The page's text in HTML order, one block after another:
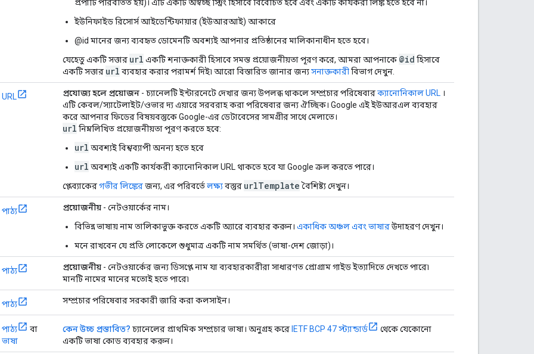
প্রপার্টি পরিবর্তিত হয়)। এটি একটি অস্বচ্ছ স্ট্রিং হিসাবে বিবেচিত হবে এবং একটি কার্যকরী লিঙ্ক হতে হবে না।
ইউনিফাইড রিসোর্স আইডেন্টিফায়ার (ইউআরআই) আকারে
@id মানের জন্য ব্যবহৃত ডোমেনটি অবশ্যই আপনার প্রতিষ্ঠানের মালিকানাধীন হতে হবে।
যেহেতু একটি সত্তার url একটি শনাক্তকারী হিসাবে সমস্ত প্রয়োজনীয়তা পূরণ করে, আমরা আপনাকে @id হিসাবে
একটি সত্তার url ব্যবহার করার পরামর্শ দিই৷ আরো বিস্তারিত জানার জন্যসনাক্তকারীবিভাগ দেখুন.
URL প্রযোজ্য হলে প্রয়োজন - চ্যানেলটি ইন্টারনেটে দেখার জন্য উপলব্ধ থাকলে সম্প্রচার পরিষেবারক্যানোনিকাল URL ।
এটি কেবল/স্যাটেলাইট/ওভার দ্য এয়ারে সরবরাহ করা পরিষেবার জন্য ঐচ্ছিক। Google এই ইউআরএল ব্যবহার
করে আপনার ফিডের বিষয়বস্তুকে Google-এর ডেটাবেসের সামগ্রীর সাথে মেলাতে।
url নিম্নলিখিত প্রয়োজনীয়তা পূরণ করতে হবে:
url অবশ্যই বিশ্বব্যাপী অনন্য হতে হবে
url অবশ্যই একটি কার্যকরী ক্যানোনিকাল URL থাকতে হবে যা Google ক্রল করতে পারে।
প্লেব্যাকেরগভীর লিঙ্কেরজন্য, এর পরিবর্তেলক্ষ্যবস্তুর urlTemplate বৈশিষ্ট্য দেখুন।
পাঠ্য প্রয়োজনীয় - নেটওয়ার্কের নাম।
বিভিন্ন ভাষায় নাম তালিকাভুক্ত করতে একটি অ্যারে ব্যবহার করুন। একাধিক অঞ্চল এবং ভাষারউদাহরণ দেখুন।
মনে রাখবেন যে প্রতি লোকেলে শুধুমাত্র একটি নাম সমর্থিত (ভাষা-দেশ জোড়া)।
পাঠ্য প্রয়োজনীয় - নেটওয়ার্কের জন্য ডিসপ্লে নাম যা ব্যবহারকারীরা সাধারণত প্রোগ্রাম গাইড ইত্যাদিতে দেখতে পারে৷
মানটি নামের মানের মতোই হতে পারে৷
পাঠ্য সম্প্রচার পরিষেবার সরকারী জারি করা কলসাইন।
পাঠ্য
বা
ভাষা
কেন উচ্চ প্রস্তাবিত? চ্যানেলের প্রাথমিক সম্প্রচার ভাষা। অনুগ্রহ করে IETF BCP 47 স্ট্যান্ডার্ড
থেকে যেকোনো
একটি ভাষা কোড ব্যবহার করুন।